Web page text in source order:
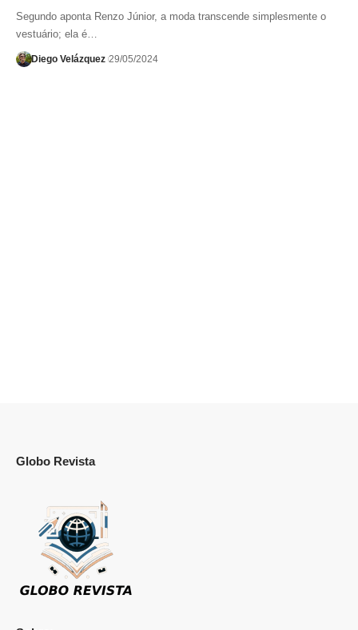
Segundo aponta Renzo Júnior, a moda transcende simplesmente o
vestuário; ela é…
Diego Velázquez 29/05/2024
Globo Revista